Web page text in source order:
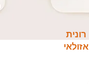
רונית
אזולאי